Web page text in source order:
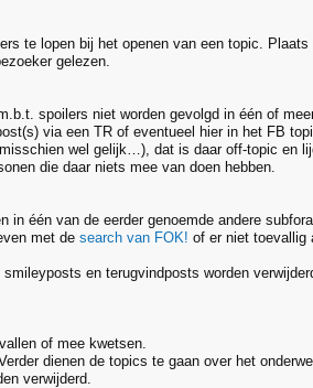
te lopen bij het openen van een topic. Plaats
gelezen.
spoilers niet worden gevolgd in één of
via een TR of eventueel hier in het FB
wel gelijk…), dat is daar off-topic en
die daar niets mee van doen hebben.
één van de eerder genoemde andere
met de search van FOK! of er niet toevallig
en terugvindposts worden
of mee kwetsen.
dienen de topics te gaan over het
verwijderd.